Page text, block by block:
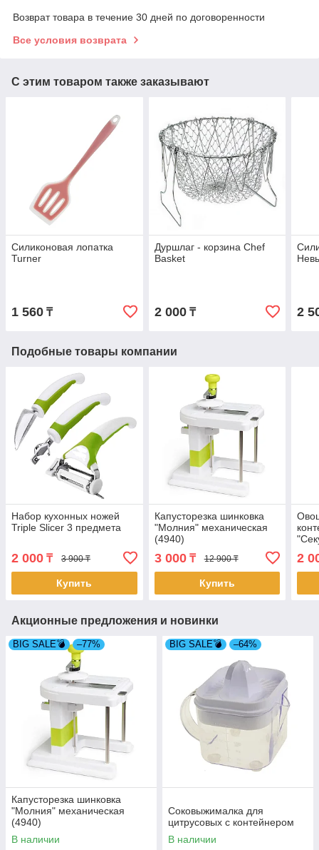
Возврат товара в течение 30 дней по договоренности
Все условия возврата
С этим товаром также заказывают
Силиконовая лопатка
Turner
1 560 ₸
Дуршлаг - корзина Chef
Basket
2 000₸ 2
Подобные товары компании
Набор кухонных ножей
Triple Slicer 3 предмета
2 000 ₸ 3 900 ₸
Купить
Капусторезка шинковка
"Молния" механическая
(4940)
3 000₸ 12 900 ₸
Купить
2
Акционные предложения и новинки
BIG SALE💣 –77%
Капусторезка шинковка
"Молния" механическая
(4940)
В наличии
BIG SALE💣 –64%
Соковыжималка для
цитрусовых с контейнером
В наличии